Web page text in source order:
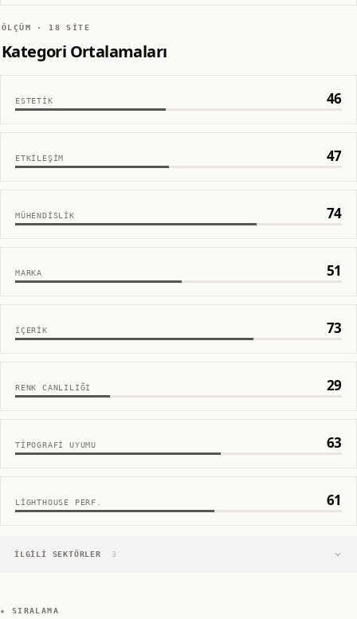
ÖLÇÜM · 18 SITE
Kategori Ortalamaları
ESTETIK 46
ETKILEŞIM 47
MÜHENDISLIK 74
MARKA 51
İÇERIK 73
RENK CANLILIĞI 29
TIPOGRAFI UYUMU 63
LIGHTHOUSE PERF. 61
İLGILI SEKTÖRLER 3
★ SIRALAMA